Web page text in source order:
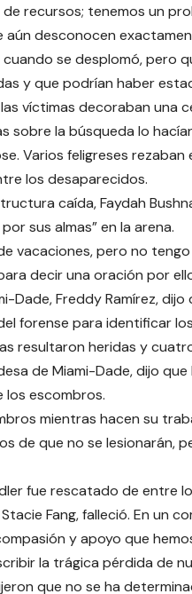
recursos; tenemos un
aún desconocen
se desplomó, pero
y que podrían haber
víctimas decoraban una
sobre la búsqueda lo
Varios feligreses
los desaparecidos.
caída, Faydah
sus almas” en la arena.
vacaciones, pero no
decir una oración por
Dade, Freddy Ramírez,
forense para identificar
resultaron heridas y
de Miami-Dade, dijo
los escombros.
mientras hacen su
de que no se lesionarán,
fue rescatado de entre
Fang, falleció. En un
y apoyo que
la trágica pérdida de
que no se ha